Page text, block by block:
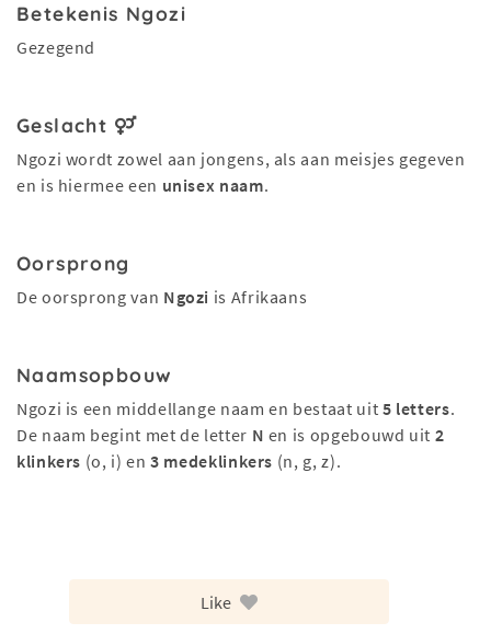
Betekenis Ngozi
Gezegend
Geslacht
Ngozi wordt zowel aan jongens, als aan meisjes gegeven
en is hiermee een unisex naam.
Oorsprong
De oorsprong van Ngozi is Afrikaans
Naamsopbouw
Ngozi is een middellange naam en bestaat uit 5 letters.
De naam begint met de letter N en is opgebouwd uit 2
klinkers (o, i) en3 medeklinkers (n, g, z).
Like